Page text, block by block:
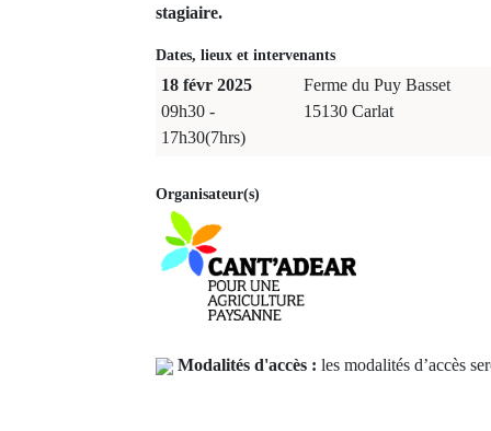
stagiaire.
Dates, lieux et intervenants
18 févr 2025
09h30 -
17h30(7hrs)
Ferme du Puy Basset
15130 Carlat
Organisateur(s)
Modalités d'accès : les modalités d’accès